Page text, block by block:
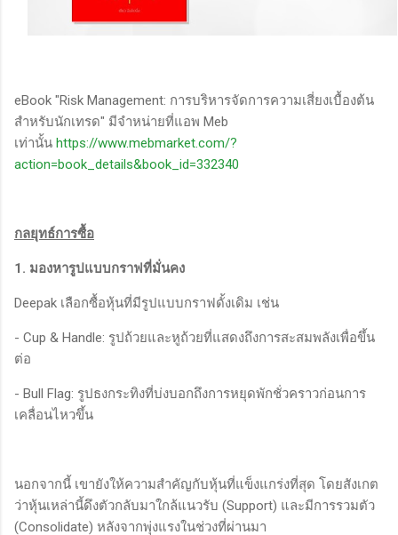
eBook "Risk Management: การบริหารจัดการความเสี่ยงเบื้องต้น
สำหรับนักเทรด" มีจำหน่ายที่แอพ Meb
เท่านั้น https://www.mebmarket.com/?
action=book_details&book_id=332340
กลยุทธ์การซื้อ
1. มองหารูปแบบกราฟที่มั่นคง
Deepak เลือกซื้อหุ้นที่มีรูปแบบกราฟดั้งเดิม เช่น
- Cup & Handle: รูปถ้วยและหูถ้วยที่แสดงถึงการสะสมพลังเพื่อขึ้น
ต่อ
- Bull Flag: รูปธงกระทิงที่บ่งบอกถึงการหยุดพักชั่วคราวก่อนการ
เคลื่อนไหวขึ้น
นอกจากนี้ เขายังให้ความสำคัญกับหุ้นที่แข็งแกร่งที่สุด โดยสังเกต
ว่าหุ้นเหล่านี้ดึงตัวกลับมาใกล้แนวรับ (Support) และมีการรวมตัว
(Consolidate) หลังจากพุ่งแรงในช่วงที่ผ่านมา